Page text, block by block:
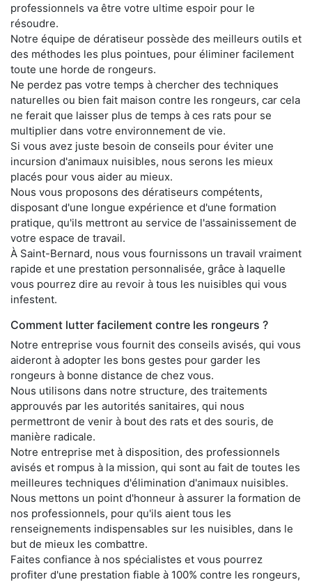
professionnels va être votre ultime espoir pour le
résoudre.
Notre équipe de dératiseur possède des meilleurs outils et
des méthodes les plus pointues, pour éliminer facilement
toute une horde de rongeurs.
Ne perdez pas votre temps à chercher des techniques
naturelles ou bien fait maison contre les rongeurs, car cela
ne ferait que laisser plus de temps à ces rats pour se
multiplier dans votre environnement de vie.
Si vous avez juste besoin de conseils pour éviter une
incursion d'animaux nuisibles, nous serons les mieux
placés pour vous aider au mieux.
Nous vous proposons des dératiseurs compétents,
disposant d'une longue expérience et d'une formation
pratique, qu'ils mettront au service de l'assainissement de
votre espace de travail.
À Saint-Bernard, nous vous fournissons un travail vraiment
rapide et une prestation personnalisée, grâce à laquelle
vous pourrez dire au revoir à tous les nuisibles qui vous
infestent.
Comment lutter facilement contre les rongeurs ?
Notre entreprise vous fournit des conseils avisés, qui vous
aideront à adopter les bons gestes pour garder les
rongeurs à bonne distance de chez vous.
Nous utilisons dans notre structure, des traitements
approuvés par les autorités sanitaires, qui nous
permettront de venir à bout des rats et des souris, de
manière radicale.
Notre entreprise met à disposition, des professionnels
avisés et rompus à la mission, qui sont au fait de toutes les
meilleures techniques d'élimination d'animaux nuisibles.
Nous mettons un point d'honneur à assurer la formation de
nos professionnels, pour qu'ils aient tous les
renseignements indispensables sur les nuisibles, dans le
but de mieux les combattre.
Faites confiance à nos spécialistes et vous pourrez
profiter d'une prestation fiable à 100% contre les rongeurs,